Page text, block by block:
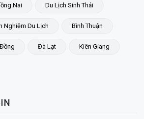
Nai Du Lịch Sinh Thái
Nghiệm Du Lịch Bình Thuận
Đà Lạt Kiên Giang